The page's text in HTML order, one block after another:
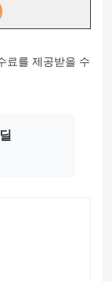
료를 제공받을 수